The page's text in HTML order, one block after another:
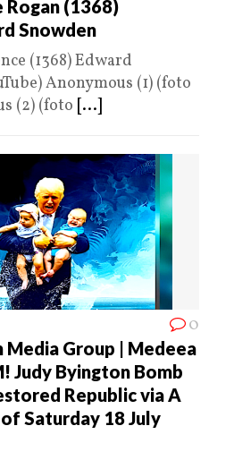
Rogan (1368)
Snowden
(1368) Edward
Anonymous (1) (foto
(2) (foto [...]
0
Media Group | Medeea
Judy Byington Bomb
Republic via A
Saturday 18 July